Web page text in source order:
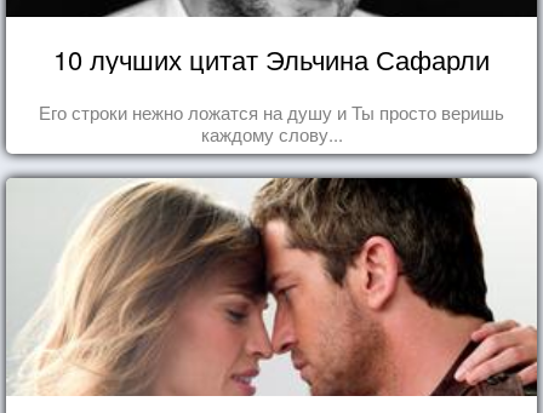
10 лучших цитат Эльчина Сафарли
Его строки нежно ложатся на душу и Ты просто веришь
каждому слову...